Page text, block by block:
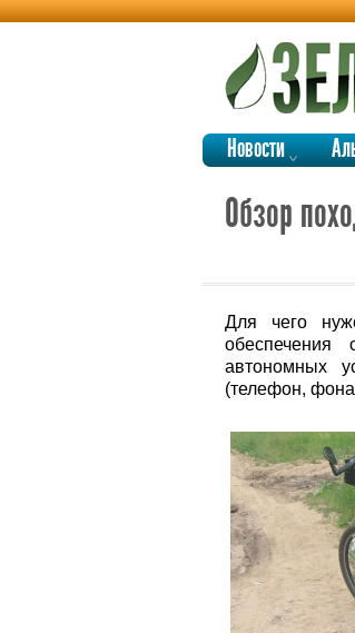
Новости
Обзор
Для чего
автономных
(телефон,